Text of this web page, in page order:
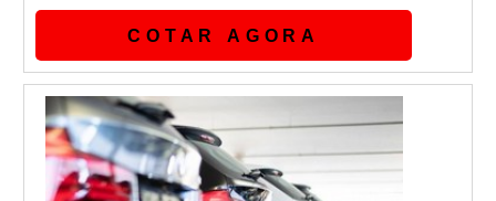
qualidade do mercado. Quando o assunto é
valor da blindagem de veículos, na Shelter
Blindagens receberá assertividade com o
que há de melhor em eficiência e qualidade
extrema.OUTRAS INFORMAÇÕES SOBRE
VALOR DA BLINDAGEM DE VEÍCULOSHá
muitas man...
COTAR AGORA